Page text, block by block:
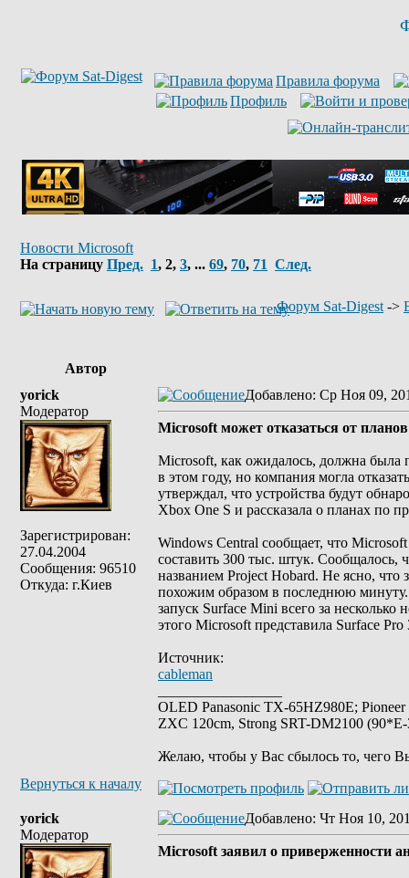
Правила форума
Профиль
Новости Microsoft
На страницу Пред. 1, 2, 3, ... 69, 70, 71 След.
Форум Sat-Digest ->
Автор
yorick
Модератор
Зарегистрирован:
27.04.2004
Сообщения: 96510
Откуда: г.Киев
Добавлено: Ср Ноя 09,
Microsoft может отказаться от
Microsoft, как ожидалось, должна была
в этом году, но компания могла
утверждал, что устройства будут
Xbox One S и рассказала о планах по
Windows Central сообщает, что
составить 300 тыс. штук. Сообщалось,
названием Project Hobard. Не ясно, что
похожим образом в последнюю
запуск Surface Mini всего за
этого Microsoft представила Surface
Источник:
cableman
OLED Panasonic TX-65HZ980E;
ZXC 120cm, Strong SRT-DM2100
Желаю, чтобы у Вас сбылось то, чего
Вернуться к началу
yorick
Модератор
Добавлено: Чт Ноя 10,
Microsoft заявил о приверженности